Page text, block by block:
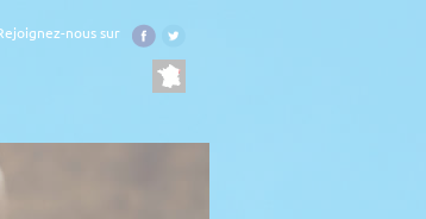
nous sur